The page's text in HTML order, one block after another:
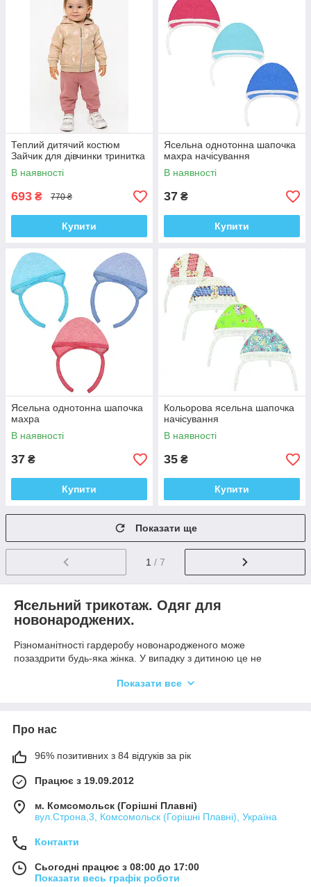
Теплий дитячий костюм
Зайчик для дівчинки тринитка
В наявності
693 ₴ 770 ₴
Купити
Ясельна однотонна шапочка
махра начісування
В наявності
37 ₴
Купити
Ясельна однотонна шапочка
махра
В наявності
37 ₴
Купити
Кольорова ясельна шапочка
начісування
В наявності
35 ₴
Купити
Показати ще
1 / 7
Ясельний трикотаж. Одяг для
новонароджених.
Різноманітності гардеробу новонародженого може
позаздрити будь-яка жінка. У випадку з дитиною це не
так часто брудниться, що парою повзунків не обійтися. До
додаткова кофточка. Для походу в поліклініку - одяг, яка легко
розстібається, а для прогулянки в холодний день, навпаки, –
злитий костюмчик, щоб не продувало спинку. Таких ситуацій
– десятки, і для кожної з них мама повинна підібрати
відповідний одяг, щоб малюку було тепло і затишно.
Дитячий трикотаж
– універсальна і незамінна одяг для
обмежує рухів і не втрачає форму. Щільне трикотажне
Для одягу дітей ясельної вікової групи має використовуватися
матеріал, виготовлений з натуральних волокон або з
Показати все
Про нас
96% позитивних з 84 відгуків за рік
Працює з 19.09.2012
м. Комсомольск (Горішні Плавні)
вул.Строна,3, Комсомольск (Горішні Плавні), Україна
Контакти
Сьогодні працює з 08:00 до 17:00
Показати весь графік роботи